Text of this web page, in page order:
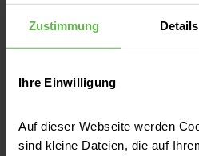
Zustimmung Details
Ihre Einwilligung
Auf dieser Webseite werden
sind kleine Dateien, die auf
Helios Klinik